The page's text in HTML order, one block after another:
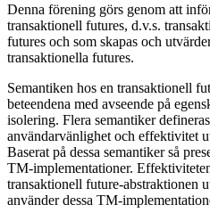
Denna förening görs genom att
transaktionell futures, d.v.s.
futures och som skapas och
transaktionella futures.
Semantiken hos en transaktionell
beteendena med avseende på
isolering. Flera semantiker
användarvänlighet och effektivitet
Baserat på dessa semantiker så
TM-implementationer.
transaktionell future-abstraktionen
använder dessa TM-